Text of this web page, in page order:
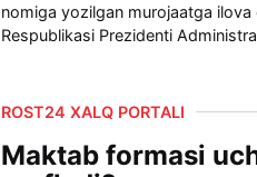
nomiga yozilgan murojaatga
Respublikasi Prezidenti
ROST24 XALQ PORTALI
Maktab formasi